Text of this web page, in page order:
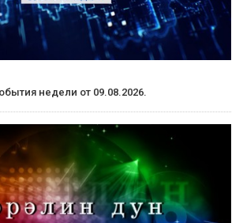
недели от 09.08.2026.